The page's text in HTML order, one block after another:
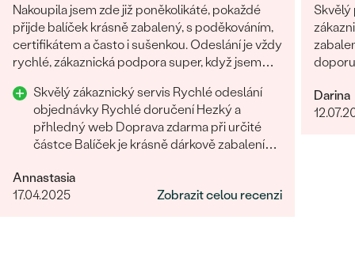
Nakoupila jsem zde již poněkolikáté, pokaždé
přijde balíček krásně zabalený, s poděkováním,
certifikátem a často i sušenkou. Odeslání je vždy
rychlé, zákaznická podpora super, když jsem
Rozhodně tyto šperky doporučuji
Skvělý zákaznický servis Rychlé odeslání
objednávky Rychlé doručení Hezký a
přhledný web Doprava zdarma při určité
částce Balíček je krásně dárkově zabalení
Annastasia
17.04.2025
Zobrazit celou recenzi
Skvělý
Darina